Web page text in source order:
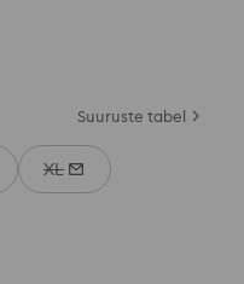
Suuruste tabel
XL